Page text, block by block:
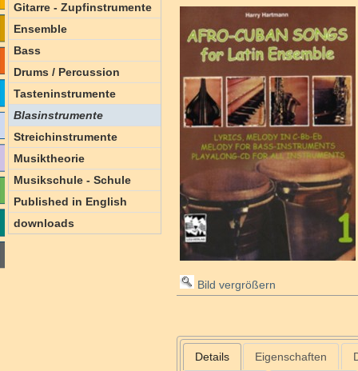
Gitarre - Zupfinstrumente
Ensemble
Bass
Drums / Percussion
Tasteninstrumente
Blasinstrumente
Streichinstrumente
Musiktheorie
Musikschule - Schule
Published in English
downloads
Bild vergrößern
Details Eigenschaften